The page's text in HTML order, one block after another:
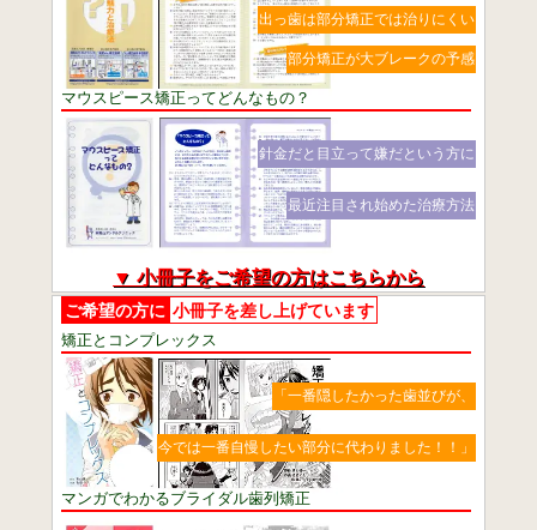
出っ歯は部分矯正では治りにくい
部分矯正が大ブレークの予感
マウスピース矯正ってどんなもの？
針金だと目立って嫌だという方に
最近注目され始めた治療方法
▼ 小冊子をご希望の方はこちらから
ご希望の方に 小冊子を差し上げています
矯正とコンプレックス
「一番隠したかった歯並びが、
今では一番自慢したい部分に代わりました！！」
マンガでわかるブライダル歯列矯正